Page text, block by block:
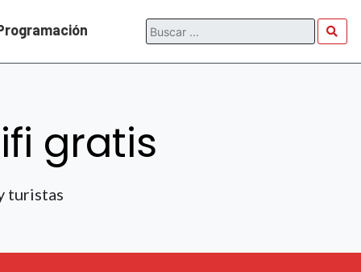
gratis
turistas